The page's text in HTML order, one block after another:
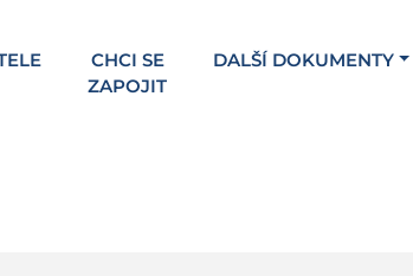
CHCI SE
ZAPOJIT
DALŠÍ DOKUMENTY